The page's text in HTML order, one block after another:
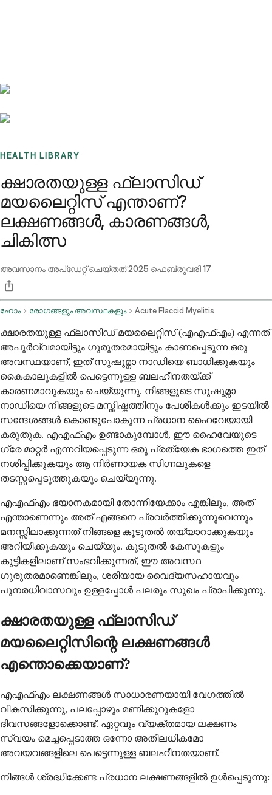
HEALTH LIBRARY
ക്ഷാരതയുള്ള ഫ്ലാസിഡ്
മയലൈറ്റിസ് എന്താണ്?
ലക്ഷണങ്ങൾ, കാരണങ്ങൾ,
ചികിത്സ
അവസാനം അപ്ഡേറ്റ് ചെയ്തത്2025 ഫെബ്രുവരി 17
ഹോം രോഗങ്ങളും അവസ്ഥകളും Acute Flaccid Myelitis
ക്ഷാരതയുള്ള ഫ്ലാസിഡ് മയലൈറ്റിസ് (എഎഫ്എം) എന്നത്
അപൂർവ്വമായിട്ടും ഗുരുതരമായിട്ടും കാണപ്പെടുന്ന ഒരു
അവസ്ഥയാണ്, ഇത് സുഷുമ്നാ നാഡിയെ ബാധിക്കുകയും
കൈകാലുകളിൽ പെട്ടെന്നുള്ള ബലഹീനതയ്ക്ക്
കാരണമാവുകയും ചെയ്യുന്നു. നിങ്ങളുടെ സുഷുമ്നാ
നാഡിയെ നിങ്ങളുടെ മസ്തിഷ്കത്തിനും പേശികൾക്കും ഇടയിൽ
സന്ദേശങ്ങൾ കൊണ്ടുപോകുന്ന പ്രധാന ഹൈവേയായി
കരുതുക. എഎഫ്എം ഉണ്ടാകുമ്പോൾ, ഈ ഹൈവേയുടെ
ഗ്രേ മാറ്റർ എന്നറിയപ്പെടുന്ന ഒരു പ്രത്യേക ഭാഗത്തെ ഇത്
നശിപ്പിക്കുകയും ആ നിർണായക സിഗ്നലുകളെ
തടസ്സപ്പെടുത്തുകയും ചെയ്യുന്നു.
എഎഫ്എം ഭയാനകമായി തോന്നിയേക്കാം എങ്കിലും, അത്
എന്താണെന്നും അത് എങ്ങനെ പ്രവർത്തിക്കുന്നുവെന്നും
മനസ്സിലാക്കുന്നത് നിങ്ങളെ കൂടുതൽ തയ്യാറാക്കുകയും
അറിയിക്കുകയും ചെയ്യും. കൂടുതൽ കേസുകളും
കുട്ടികളിലാണ് സംഭവിക്കുന്നത്, ഈ അവസ്ഥ
ഗുരുതരമാണെങ്കിലും, ശരിയായ വൈദ്യസഹായവും
പുനരധിവാസവും ഉള്ളപ്പോൾ പലരും സുഖം പ്രാപിക്കുന്നു.
ക്ഷാരതയുള്ള ഫ്ലാസിഡ്
മയലൈറ്റിസിന്റെ ലക്ഷണങ്ങൾ
എന്തൊക്കെയാണ്?
എഎഫ്എം ലക്ഷണങ്ങൾ സാധാരണയായി വേഗത്തിൽ
വികസിക്കുന്നു, പലപ്പോഴും മണിക്കൂറുകളോ
ദിവസങ്ങളോക്കൊണ്ട്. ഏറ്റവും വ്യക്തമായ ലക്ഷണം
സ്വയം മെച്ചപ്പെടാത്ത ഒന്നോ അതിലധികമോ
അവയവങ്ങളിലെ പെട്ടെന്നുള്ള ബലഹീനതയാണ്.
നിങ്ങൾ ശ്രദ്ധിക്കേണ്ട പ്രധാന ലക്ഷണങ്ങളിൽ ഉൾപ്പെടുന്നു: